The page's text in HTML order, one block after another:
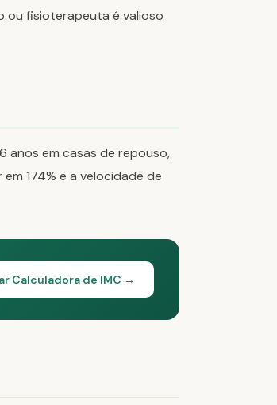
ou fisioterapeuta é valioso
anos em casas de repouso,
174% e a velocidade de
Calculadora de IMC →